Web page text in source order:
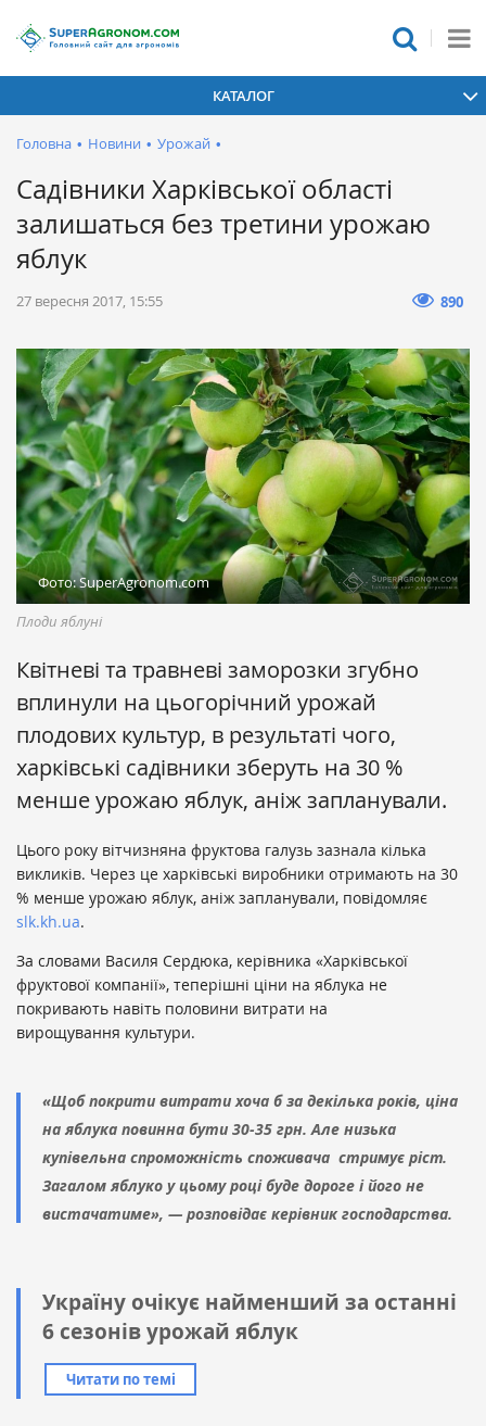
КАТАЛОГ
Головна • Новини • Урожай •
Садівники Харківської області
залишаться без третини урожаю
яблук
27 вересня 2017, 15:55 890
Фото: SuperAgronom.com
Плоди яблуні
Квітневі та травневі заморозки згубно
вплинули на цьогорічний урожай
плодових культур, в результаті чого,
харківські садівники зберуть на 30 %
менше урожаю яблук, аніж запланували.
Цього року вітчизняна фруктова галузь зазнала кілька
викликів. Через це харківські виробники отримають на 30
% менше урожаю яблук, аніж запланували, повідомляє
slk.kh.ua.
За словами Василя Сердюка, керівника «Харківської
фруктової компанії», теперішні ціни на яблука не
покривають навіть половини витрати на
вирощування культури.
«Щоб покрити витрати хоча б за декілька років, ціна
на яблука повинна бути 30-35 грн. Але низька
купівельна спроможність споживача стримує ріст.
Загалом яблуко у цьому році буде дороге і його не
вистачатиме», — розповідає керівник господарства.
Україну очікує найменший за останні
6 сезонів урожай яблук
Читати по темі